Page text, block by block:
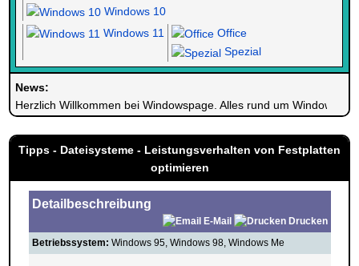
Windows 10
Windows 11
Office
Spezial
News:
Herzlich Willkommen bei Windowspage. Alles rund um Windows.
Tipps - Dateisysteme - Leistungsverhalten von Festplatten
optimieren
Detailbeschreibung
E-Mail
Drucken
Betriebssystem: Windows 95, Windows 98, Windows Me